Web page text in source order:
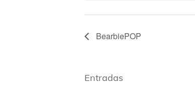
BearbiePOP
Entradas